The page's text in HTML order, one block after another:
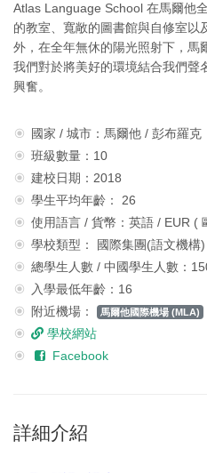
Atlas Language School 在馬爾他
的教室、寬敞的圖書館與自修室以
外，在全年無休的陽光照射下，馬
我們對於將美好的環境結合我們聲
興奮。
國家 / 城市：馬爾他 / 彭布羅克
班級數量：10
建校日期：2018
學生平均年齡： 26
使用語言 / 貨幣：英語 / EUR (
學校類型： 國際集團(語文機構)
總學生人數 / 中國學生人數：
入學最低年齡：16
附近機場：
馬爾他國際機場 (MLA)
學校網站
Facebook
詳細介紹